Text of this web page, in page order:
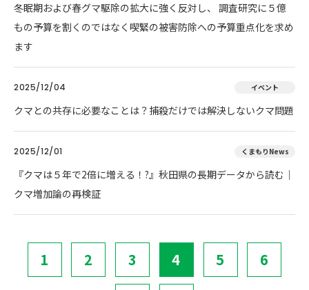
冬眠期および春グマ駆除の拡大に強く反対し、 調査研究に５億
もの予算を割くのではなく喫緊の被害防除への予算重点化を求め
ます
2025/12/04 イベント
クマとの共存に必要なことは？捕殺だけでは解決しないクマ問題
2025/12/01 くまもりNews
『クマは５年で2倍に増える！?』秋田県の長期データから読む｜
クマ増加論の再検証
1 2 3 4 5 6